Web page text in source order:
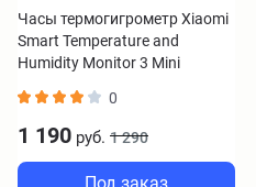
Часы термогигрометр Xiaomi
Smart Temperature and
Humidity Monitor 3 Mini
0
1 190 руб. 1 290
Под заказ